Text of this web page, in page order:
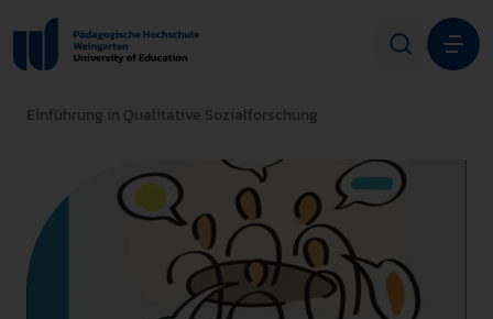
Forschung
Transfer
Einführung in Qualitative Sozialforschung